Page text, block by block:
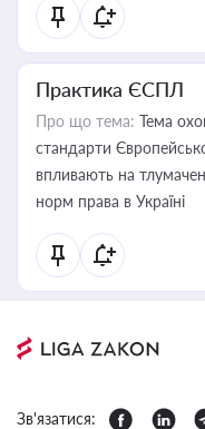
Практика ЄСПЛ
Про що тема: Тема
стандарти
впливають на
норм права в Україні
Зв'язатися: